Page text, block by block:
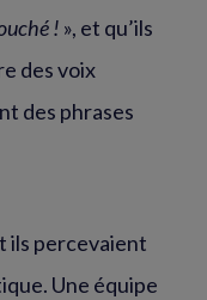
! », et qu’ils
des voix
des phrases
ils percevaient
Une équipe